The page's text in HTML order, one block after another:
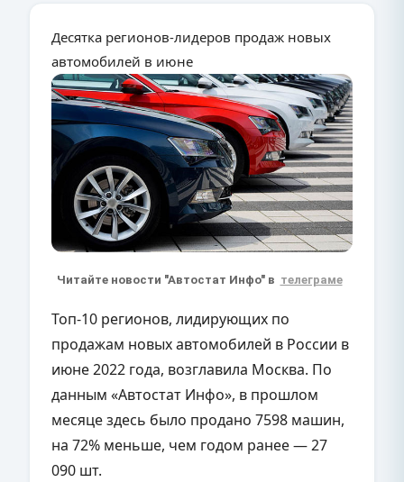
Десятка регионов-лидеров продаж новых
автомобилей в июне
Читайте новости "Автостат Инфо" в телеграме
Топ-10 регионов, лидирующих по
продажам новых автомобилей в России в
июне 2022 года, возглавила Москва. По
данным «Автостат Инфо», в прошлом
месяце здесь было продано 7598 машин,
на 72% меньше, чем годом ранее — 27
090 шт.